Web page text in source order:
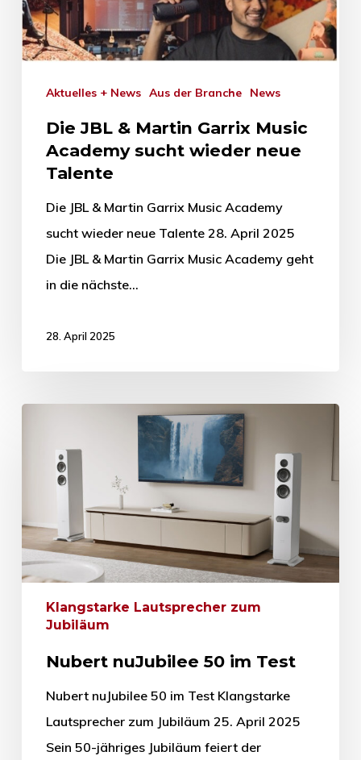
Aktuelles + News Aus der Branche News
Die JBL & Martin Garrix Music
Academy sucht wieder neue
Talente
Die JBL & Martin Garrix Music Academy
sucht wieder neue Talente 28. April 2025
Die JBL & Martin Garrix Music Academy geht
in die nächste…
28. April 2025
Klangstarke Lautsprecher zum
Jubiläum
Nubert nuJubilee 50 im Test
Nubert nuJubilee 50 im Test Klangstarke
Lautsprecher zum Jubiläum 25. April 2025
Sein 50-jähriges Jubiläum feiert der